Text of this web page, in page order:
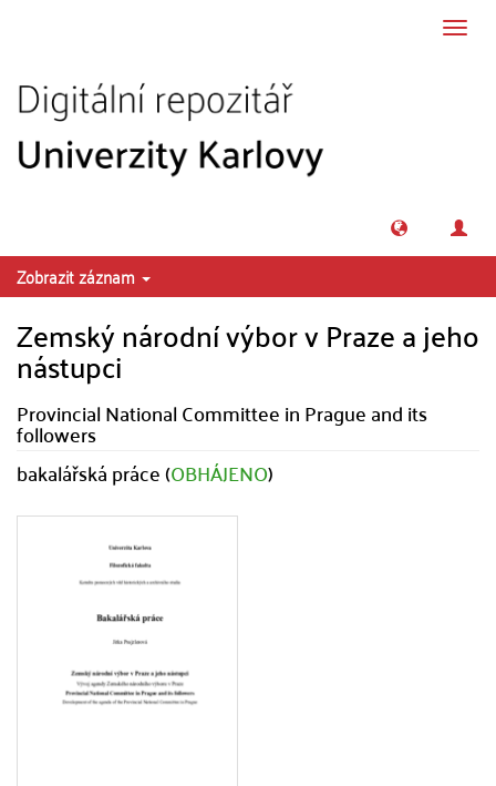
Zobrazit záznam
Zemský národní výbor v Praze a jeho
nástupci
Provincial National Committee in Prague and its
followers
bakalářská práce (OBHÁJENO)